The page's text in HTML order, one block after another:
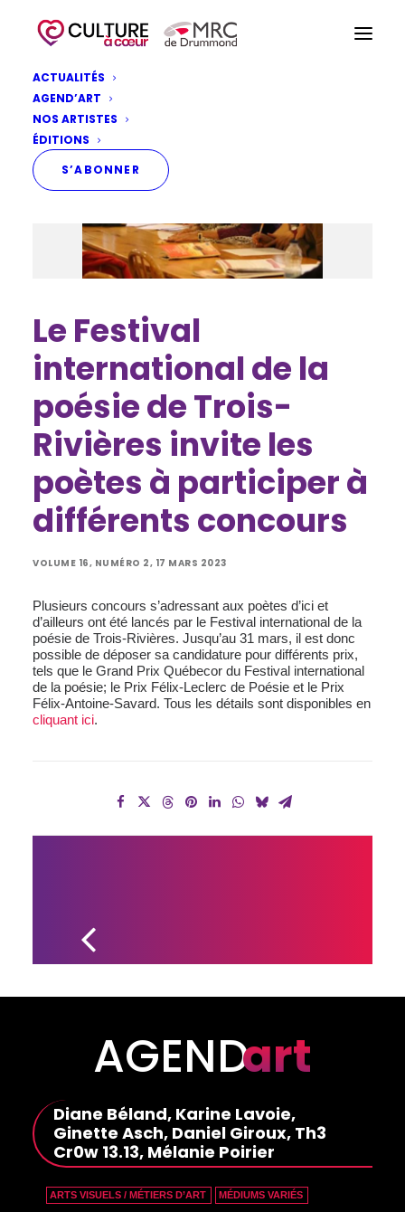
ACTUALITÉS
AGEND’ART
NOS ARTISTES
ÉDITIONS
S’ABONNER
Le Festival
international de la
poésie de Trois-
Rivières invite les
poètes à participer à
différents concours
VOLUME 16, NUMÉRO 2, 17 MARS 2023
Plusieurs concours s’adressant aux poètes d’ici et
d’ailleurs ont été lancés par le Festival international de la
poésie de Trois-Rivières. Jusqu’au 31 mars, il est donc
possible de déposer sa candidature pour différents prix,
tels que le Grand Prix Québecor du Festival international
de la poésie; le Prix Félix-Leclerc de Poésie et le Prix
Félix-Antoine-Savard. Tous les détails sont disponibles en
cliquant ici.
AGENDart
Diane Béland, Karine Lavoie,
Ginette Asch, Daniel Giroux, Th3
Cr0w 13.13, Mélanie Poirier
ARTS VISUELS / MÉTIERS D’ART MÉDIUMS VARIÉS